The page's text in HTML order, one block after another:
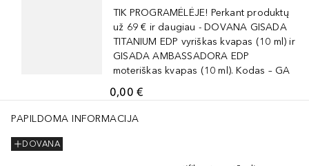
TIK PROGRAMĖLĖJE! Perkant produktų
už 69 € ir daugiau - DOVANA GISADA
TITANIUM EDP vyriškas kvapas (10 ml) ir
GISADA AMBASSADORA EDP
moteriškas kvapas (10 ml). Kodas – GA
0,00 €
PAPILDOMA INFORMACIJA
DOVANA